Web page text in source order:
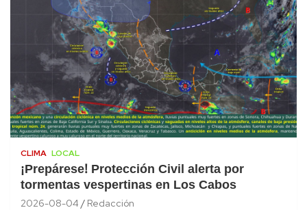
CLIMA LOCAL
¡Prepárese! Protección Civil alerta por
tormentas vespertinas en Los Cabos
2026-08-04 Redacción